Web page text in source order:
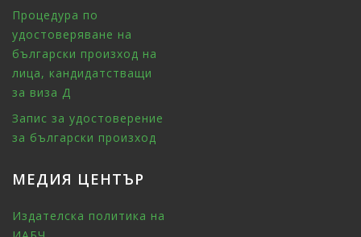
Процедура по
удостоверяване на
български произход на
лица, кандидатстващи
за виза Д
Запис за удостоверение
за български произход
МЕДИЯ ЦЕНТЪР
Издателска политика на